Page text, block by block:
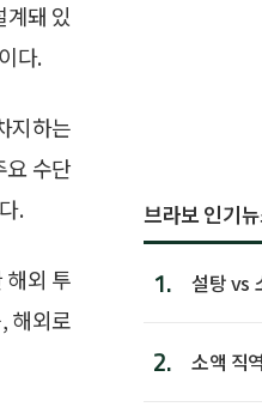
돼 있
다.
지하는
수단
.
해외 투
해외로
브라보 인기
1. 설탕 vs
2.
소액 직